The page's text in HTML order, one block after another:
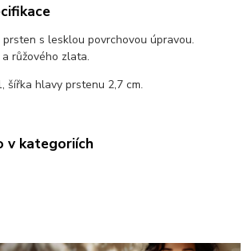
prsten s lesklou povrchovou úpravou.
růžového zlata.
šířka hlavy prstenu 2,7 cm.
v kategoriích